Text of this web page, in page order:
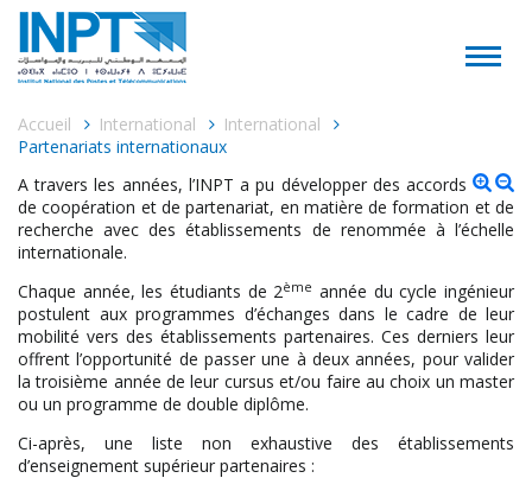
Accueil International
International
Partenariats internationaux
A travers les années, l’INPT a pu développer des accords
de coopération et de partenariat, en matière de formation et de
recherche avec des établissements de renommée à l’échelle
internationale.
Chaque année, les étudiants de 2ème année du cycle ingénieur
postulent aux programmes d’échanges dans le cadre de leur
mobilité vers des établissements partenaires. Ces derniers leur
offrent l’opportunité de passer une à deux années, pour valider
la troisième année de leur cursus et/ou faire au choix un master
ou un programme de double diplôme.
Ci-après, une liste non exhaustive des établissements
d’enseignement supérieur partenaires :